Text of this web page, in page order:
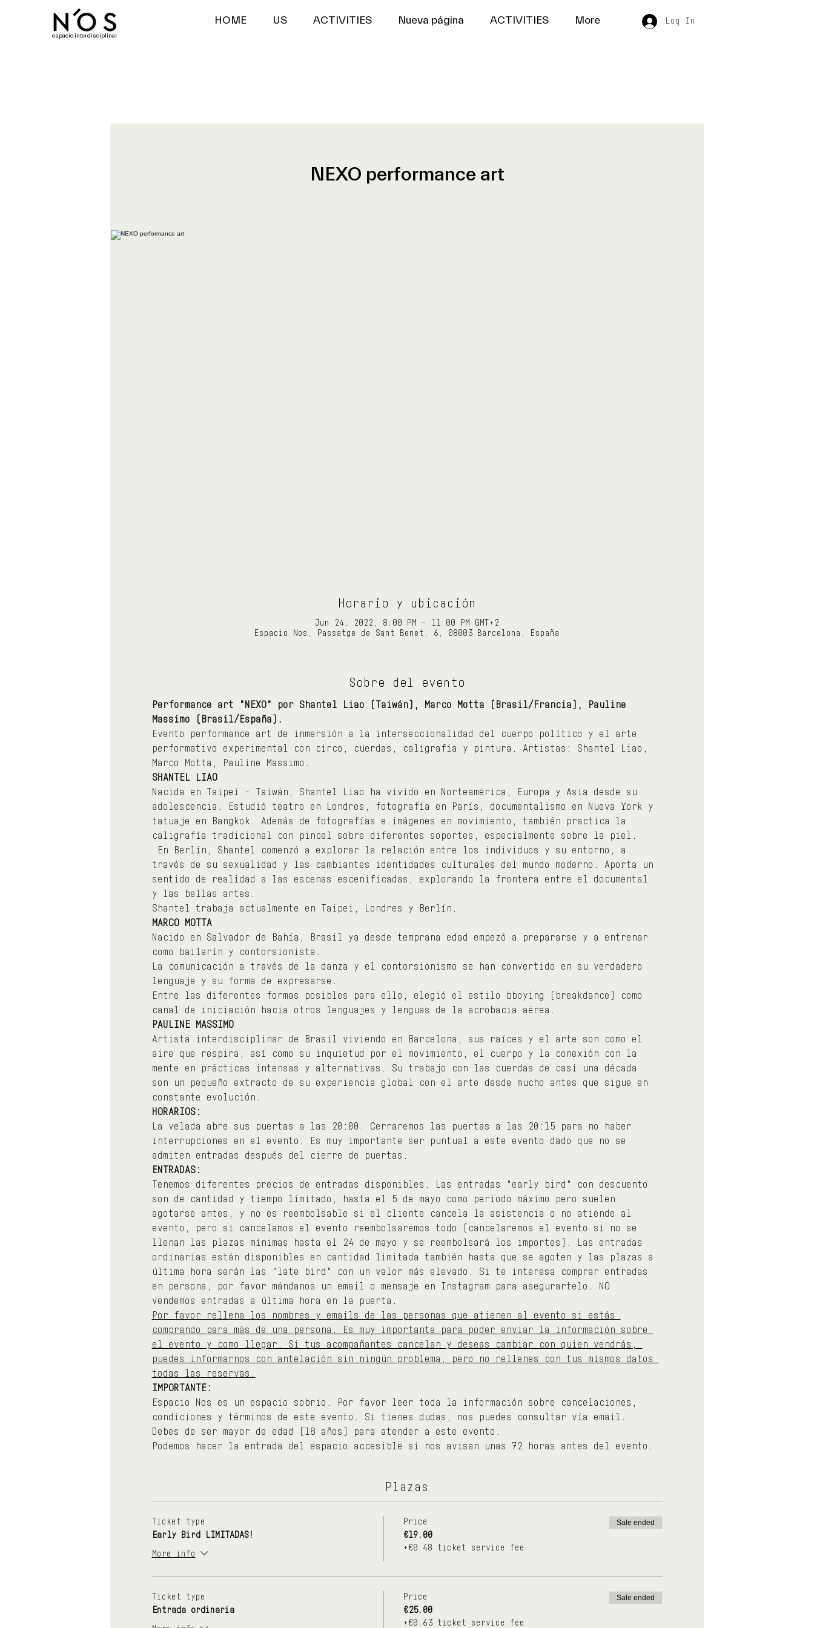
espacio interdisciplinar
HOME US ACTIVITIES Nueva página ACTIVITIES More Log In
NEXO performance art
Horario y ubicación
Jun 24, 2022, 8:00 PM – 11:00 PM GMT+2
Espacio Nos, Passatge de Sant Benet, 6, 08003 Barcelona, España
Sobre del evento
Performance art "NEXO" por Shantel Liao (Taiwán), Marco Motta (Brasil/Francia), Pauline
Massimo (Brasil/España).
Evento performance art de inmersión a la interseccionalidad del cuerpo político y el arte
performativo experimental con circo, cuerdas, caligrafía y pintura. Artistas: Shantel Liao,
Marco Motta, Pauline Massimo.
SHANTEL LIAO
Nacida en Taipei - Taiwán, Shantel Liao ha vivido en Norteamérica, Europa y Asia desde su
adolescencia. Estudió teatro en Londres, fotografía en París, documentalismo en Nueva York y
tatuaje en Bangkok. Además de fotografías e imágenes en movimiento, también practica la
caligrafía tradicional con pincel sobre diferentes soportes, especialmente sobre la piel.
En Berlín, Shantel comenzó a explorar la relación entre los individuos y su entorno, a
través de su sexualidad y las cambiantes identidades culturales del mundo moderno. Aporta un
sentido de realidad a las escenas escenificadas, explorando la frontera entre el documental
y las bellas artes.
Shantel trabaja actualmente en Taipei, Londres y Berlín.
MARCO MOTTA
Nacido en Salvador de Bahía, Brasil ya desde temprana edad empezó a prepararse y a entrenar
como bailarín y contorsionista.
La comunicación a través de la danza y el contorsionismo se han convertido en su verdadero
lenguaje y su forma de expresarse.
Entre las diferentes formas posibles para ello, elegió el estilo bboying (breakdance) como
canal de iniciación hacia otros lenguajes y lenguas de la acrobacia aérea.
PAULINE MASSIMO
Artista interdisciplinar de Brasil viviendo en Barcelona, sus raíces y el arte son como el
aire que respira, así como su inquietud por el movimiento, el cuerpo y la conexión con la
mente en prácticas intensas y alternativas. Su trabajo con las cuerdas de casi una década
son un pequeño extracto de su experiencia global con el arte desde mucho antes que sigue en
constante evolución.
HORARIOS:
La velada abre sus puertas a las 20:00. Cerraremos las puertas a las 20:15 para no haber
interrupciones en el evento. Es muy importante ser puntual a este evento dado que no se
admiten entradas después del cierre de puertas.
ENTRADAS:
Tenemos diferentes precios de entradas disponibles. Las entradas "early bird" con descuento
son de cantidad y tiempo límitado, hasta el 5 de mayo como periodo máximo pero suelen
agotarse antes, y no es reembolsable si el cliente cancela la asistencia o no atiende al
evento, pero si cancelamos el evento reembolsaremos todo (cancelaremos el evento si no se
llenan las plazas mínimas hasta el 24 de mayo y se reembolsará los importes). Las entradas
ordinarias están disponibles en cantidad limitada también hasta que se agoten y las plazas a
última hora serán las "late bird" con un valor más elevado. Si te interesa comprar entradas
en persona, por favor mándanos un email o mensaje en Instagram para asegurartelo. NO
vendemos entradas a última hora en la puerta.
Por favor rellena los nombres y emails de las personas que atienen al evento si estás
comprando para más de una persona. Es muy importante para poder enviar la información sobre
el evento y como llegar. Si tus acompañantes cancelan y deseas cambiar con quien vendrás,
puedes informarnos con antelación sin ningún problema, pero no rellenes con tus mismos datos
todas las reservas.
IMPORTANTE:
Espacio Nos es un espacio sobrio. Por favor leer toda la información sobre cancelaciones,
condiciones y términos de este evento. Si tienes dudas, nos puedes consultar vía email.
Debes de ser mayor de edad (18 años) para atender a este evento.
Podemos hacer la entrada del espacio accesible si nos avisan unas 72 horas antes del evento.
Plazas
Ticket type
Early Bird LIMITADAS!
More info
Price
€19.00
+€0.48 ticket service fee
Sale ended
Ticket type
Entrada ordinaria
Price
€25.00
+€0.63 ticket service fee
Sale ended